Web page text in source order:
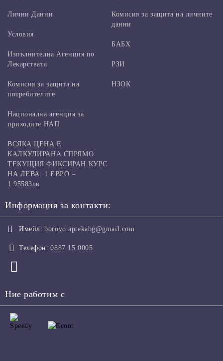
Лични Данни
Условия
Изпълнителна Агенция по
Лекарствата
Комисия за защита на
потребителите
Комисия за защита на личните
данни
БАБХ
РЗИ
НЗОК
Национална агенция за
приходите НАП
ВСЯКА ЦЕНА Е
КАЛКУЛИРАНА СПРЯМО
ТЕКУЩИЯ ФИКСИРАН КУРС
НА ЛЕВА: 1 ЕВРО =
1.95583лв
Информация за контакти:
Имейл: borovo.aptekabg@gmail.com
Телефон: 0887 15 0005
Ние работим с